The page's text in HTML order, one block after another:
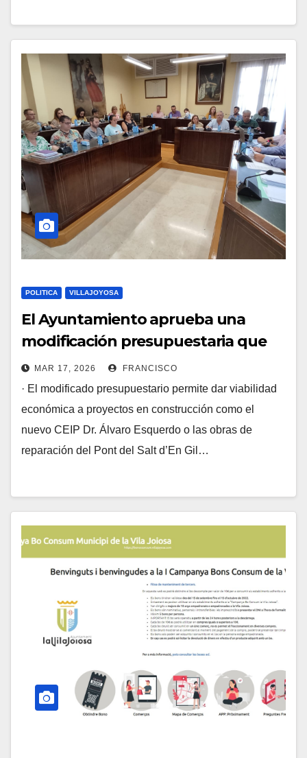
POLITICA VILLAJOYOSA
El Ayuntamiento aprueba una
modificación presupuestaria que
moviliza 7,4 millones de euros de
PPS para financiar obras y
proyectos a desarrollar en la Vila
Joiosa
MAR 17, 2026 FRANCISCO
· El modificado presupuestario permite dar viabilidad
económica a proyectos en construcción como el
nuevo CEIP Dr. Álvaro Esquerdo o las obras de
reparación del Pont del Salt d’En Gil…